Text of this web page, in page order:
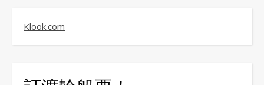
Klook.com